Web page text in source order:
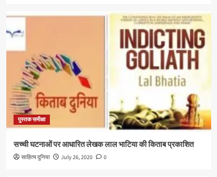
पुस्तक समीक्षा
सच्ची घटनाओं पर आधारित लेखक लाल भाटिया की किताब प्रकाशित
साहित्य दुनिया July 26, 2020 0